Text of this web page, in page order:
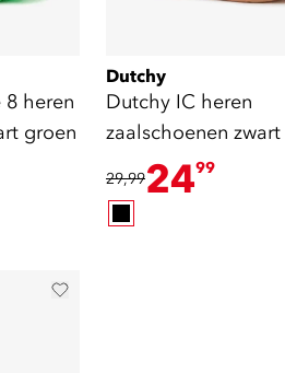
heren
groen
Dutchy
Dutchy IC heren
zaalschoenen zwart
29,992499